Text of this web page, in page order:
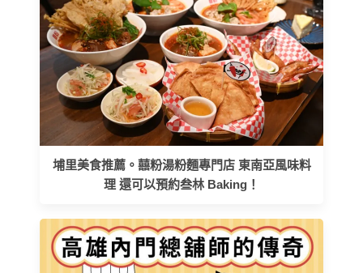
埔里美食推薦。囍粉湯粉麵專門店 東南亞風味料
理 還可以預約叁林 Baking！